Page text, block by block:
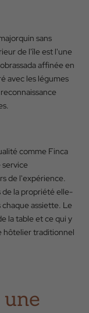
sans
de l'île est l'une
affinée en
avec les légumes
comme Finca
service
de l'expérience.
de la propriété elle-
assiette. Le
la table et ce qui y
hôtelier traditionnel